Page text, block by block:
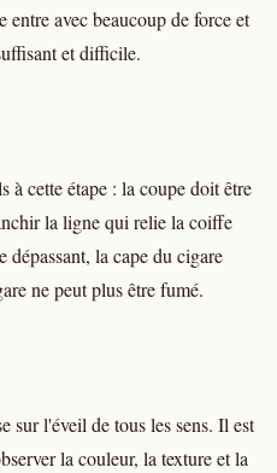
avec beaucoup de force et
et difficile.
à cette étape : la coupe doit être
la ligne qui relie la coiffe
dépassant, la cape du cigare
ne peut plus être fumé.
sur l'éveil de tous les sens. Il est
la couleur, la texture et la